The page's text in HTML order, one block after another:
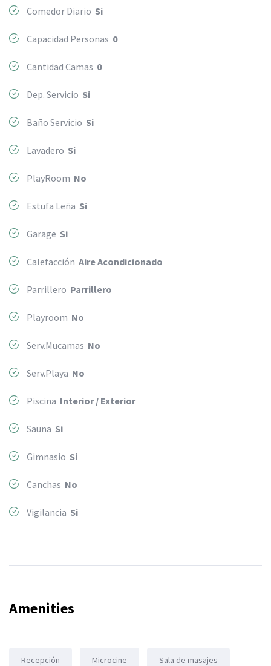
Comedor Diario Si
Capacidad Personas 0
Cantidad Camas 0
Dep. Servicio Si
Baño Servicio Si
Lavadero Si
PlayRoom No
Estufa Leña Si
Garage Si
Calefacción Aire Acondicionado
Parrillero Parrillero
Playroom No
Serv.Mucamas No
Serv.Playa No
Piscina Interior / Exterior
Sauna Si
Gimnasio Si
Canchas No
Vigilancia Si
Amenities
Recepción Microcine Sala de masajes